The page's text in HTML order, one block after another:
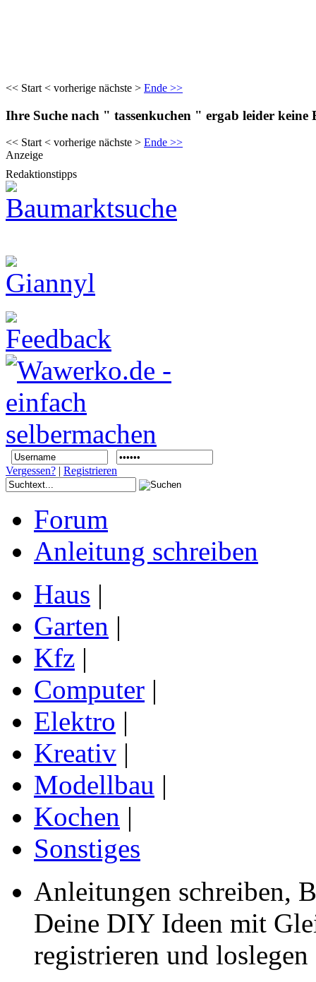
<< Start < vorherige nächste > Ende >>
Ihre Suche nach " tassenkuchen " ergab leider keine
<< Start < vorherige nächste > Ende >>
Anzeige
Redaktionstipps
Vergessen? | Registrieren
Forum
Anleitung schreiben
Haus |
Garten |
Kfz |
Computer |
Elektro |
Kreativ |
Modellbau |
Kochen |
Sonstiges
Anleitungen schreiben,
Deine DIY Ideen mit
registrieren und loslegen